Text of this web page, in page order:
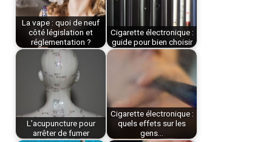
La vape : quoi de neuf
côté législation et
réglementation ?
Cigarette électronique :
guide pour bien choisir
L’acupuncture pour
arrêter de fumer
Cigarette électronique :
quels effets sur les
gens…